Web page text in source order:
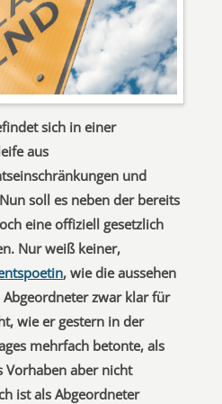
sich in einer
aus
und
soll es neben der bereits
eine offiziell gesetzlich
Nur weiß keiner,
, wie die aussehen
zwar klar für
wie er gestern in der
mehrfach betonte, als
Vorhaben aber nicht
ist als Abgeordneter